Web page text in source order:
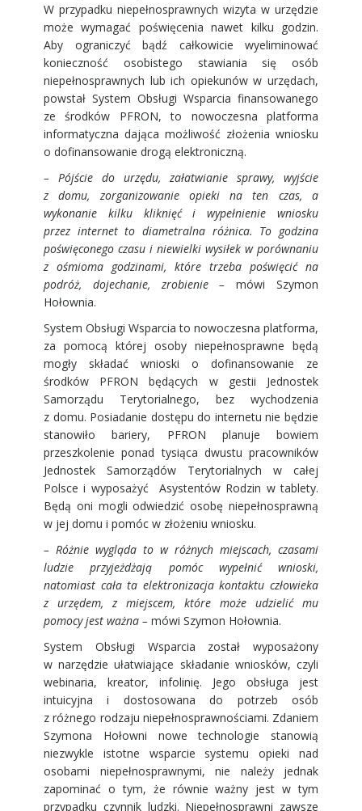
W przypadku niepełnosprawnych wizyta w urzędzie
może wymagać poświęcenia nawet kilku godzin.
Aby ograniczyć bądź całkowicie wyeliminować
konieczność osobistego stawiania się osób
niepełnosprawnych lub ich opiekunów w urzędach,
powstał System Obsługi Wsparcia finansowanego
ze środków PFRON, to nowoczesna platforma
informatyczna dająca możliwość złożenia wniosku
o dofinansowanie drogą elektroniczną.
– Pójście do urzędu, załatwianie sprawy, wyjście
z domu, zorganizowanie opieki na ten czas, a
wykonanie kilku kliknięć i wypełnienie wniosku
przez internet to diametralna różnica. To godzina
poświęconego czasu i niewielki wysiłek w porównaniu
z ośmioma godzinami, które trzeba poświęcić na
podróż, dojechanie, zrobienie – mówi Szymon
Hołownia.
System Obsługi Wsparcia to nowoczesna platforma,
za pomocą której osoby niepełnosprawne będą
mogły składać wnioski o dofinansowanie ze
środków PFRON będących w gestii Jednostek
Samorządu Terytorialnego, bez wychodzenia
z domu. Posiadanie dostępu do internetu nie będzie
stanowiło bariery, PFRON planuje bowiem
przeszkolenie ponad tysiąca dwustu pracowników
Jednostek Samorządów Terytorialnych w całej
Polsce i wyposażyć Asystentów Rodzin w tablety.
Będą oni mogli odwiedzić osobę niepełnosprawną
w jej domu i pomóc w złożeniu wniosku.
– Różnie wygląda to w różnych miejscach, czasami
ludzie przyjeżdżają pomóc wypełnić wnioski,
natomiast cała ta elektronizacja kontaktu człowieka
z urzędem, z miejscem, które może udzielić mu
pomocy jest ważna – mówi Szymon Hołownia.
System Obsługi Wsparcia został wyposażony
w narzędzie ułatwiające składanie wniosków, czyli
webinaria, kreator, infolinię. Jego obsługa jest
intuicyjna i dostosowana do potrzeb osób
z różnego rodzaju niepełnosprawnościami. Zdaniem
Szymona Hołowni nowe technologie stanowią
niezwykle istotne wsparcie systemu opieki nad
osobami niepełnosprawnymi, nie należy jednak
zapominać o tym, że równie ważny jest w tym
przypadku czynnik ludzki. Niepełnosprawni zawsze